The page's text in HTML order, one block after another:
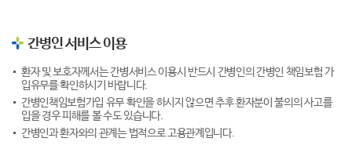
간병인 서비스 이용
환자 및 보호자께서는 간병서비스 이용시 반드시 간병인의 간병인 책임보험 가
입유무를 확인하시기 바랍니다.
간병인책임보험가입 유무 확인을 하시지 않으면 추후 환자분이 불의의 사고를
입을 경우 피해를 볼 수도 있습니다.
간병인과 환자와의 관계는 법적으로 고용관계입니다.